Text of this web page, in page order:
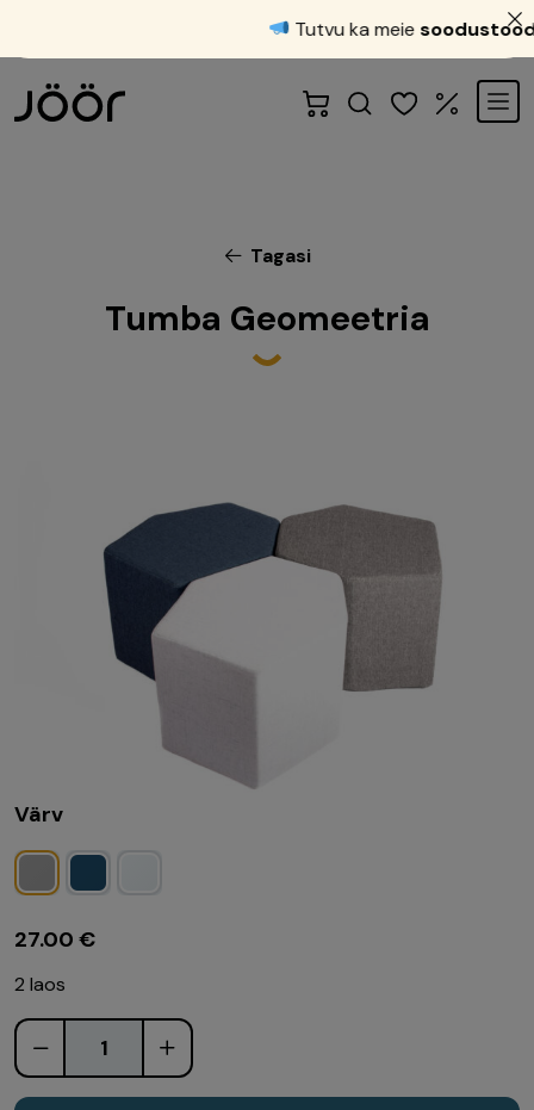
Tagasi
Tumba Geomeetria
Värv
27.00 €
2 laos
Tutvu ka meie